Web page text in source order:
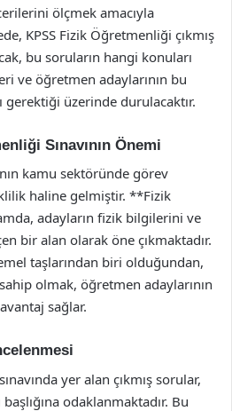
ölçmek amacıyla
KPSS Fizik Öğretmenliği çıkmış
bu soruların hangi konuları
ve öğretmen adaylarının bu
gerektiği üzerinde durulacaktır.
Sınavının Önemi
kamu sektöründe görev
haline gelmiştir. **Fizik
adayların fizik bilgilerini ve
bir alan olarak öne çıkmaktadır.
taşlarından biri olduğundan,
olmak, öğretmen adaylarının
sağlar.
yer alan çıkmış sorular,
odaklanmaktadır. Bu